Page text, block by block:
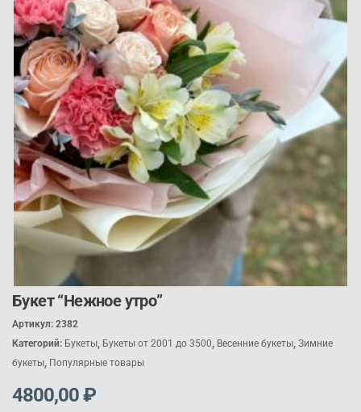
Букет “Нежное утро”
Артикул: 2382
Категорий: Букеты Букеты от 2001 до 3500 Весенние букеты Зимние
букеты Популярные товары
4800,00₽